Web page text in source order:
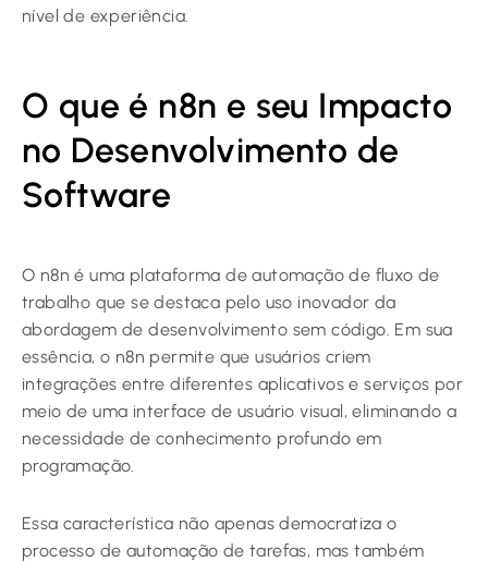
nível de experiência.
O que é n8n e seu Impacto
no Desenvolvimento de
Software
O n8n é uma plataforma de automação de fluxo de
trabalho que se destaca pelo uso inovador da
abordagem de desenvolvimento sem código. Em sua
essência, o n8n permite que usuários criem
integrações entre diferentes aplicativos e serviços por
meio de uma interface de usuário visual, eliminando a
necessidade de conhecimento profundo em
programação.
Essa característica não apenas democratiza o
processo de automação de tarefas, mas também